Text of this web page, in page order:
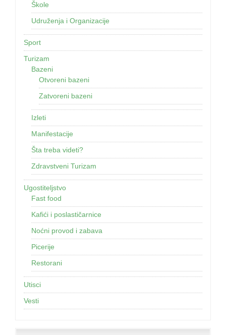
Škole
Udruženja i Organizacije
Sport
Turizam
Bazeni
Otvoreni bazeni
Zatvoreni bazeni
Izleti
Manifestacije
Šta treba videti?
Zdravstveni Turizam
Ugostiteljstvo
Fast food
Kafići i poslastičarnice
Noćni provod i zabava
Picerije
Restorani
Utisci
Vesti